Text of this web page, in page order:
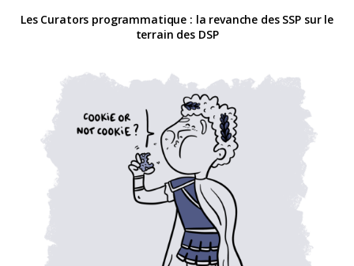
Les Curators programmatique : la revanche des SSP sur le
terrain des DSP